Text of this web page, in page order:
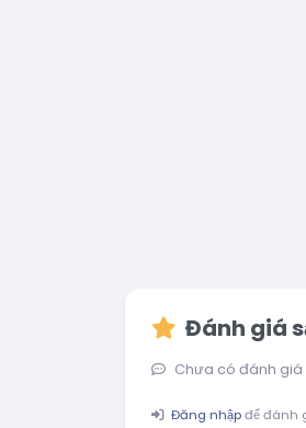
Đánh giá
Chưa có đánh
Đăng nhậpđể đánh